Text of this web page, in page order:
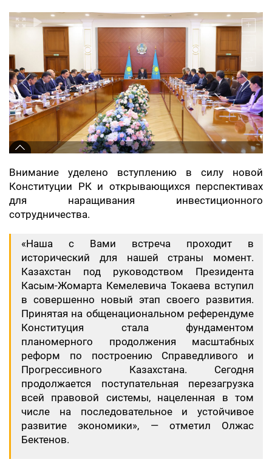
Внимание уделено вступлению в силу новой
Конституции РК и открывающихся перспективах
для наращивания инвестиционного
сотрудничества.
«Наша с Вами встреча проходит в
исторический для нашей страны момент.
Казахстан под руководством Президента
Касым-Жомарта Кемелевича Токаева вступил
в совершенно новый этап своего развития.
Принятая на общенациональном референдуме
Конституция стала фундаментом
планомерного продолжения масштабных
реформ по построению Справедливого и
Прогрессивного Казахстана. Сегодня
продолжается поступательная перезагрузка
всей правовой системы, нацеленная в том
числе на последовательное и устойчивое
развитие экономики», — отметил Олжас
Бектенов.